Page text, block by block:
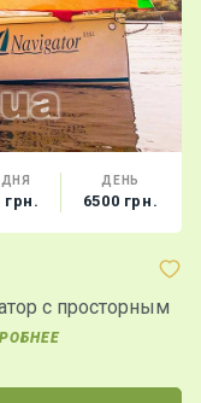
грн.
ДЕНЬ
6500 грн.
с просторным